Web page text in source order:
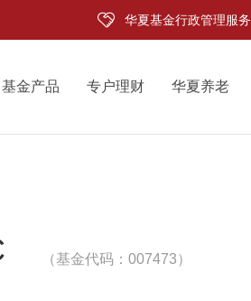
华夏基金行政管理服务
基金产品 专户理财 华夏养老
（基金代码：007473）